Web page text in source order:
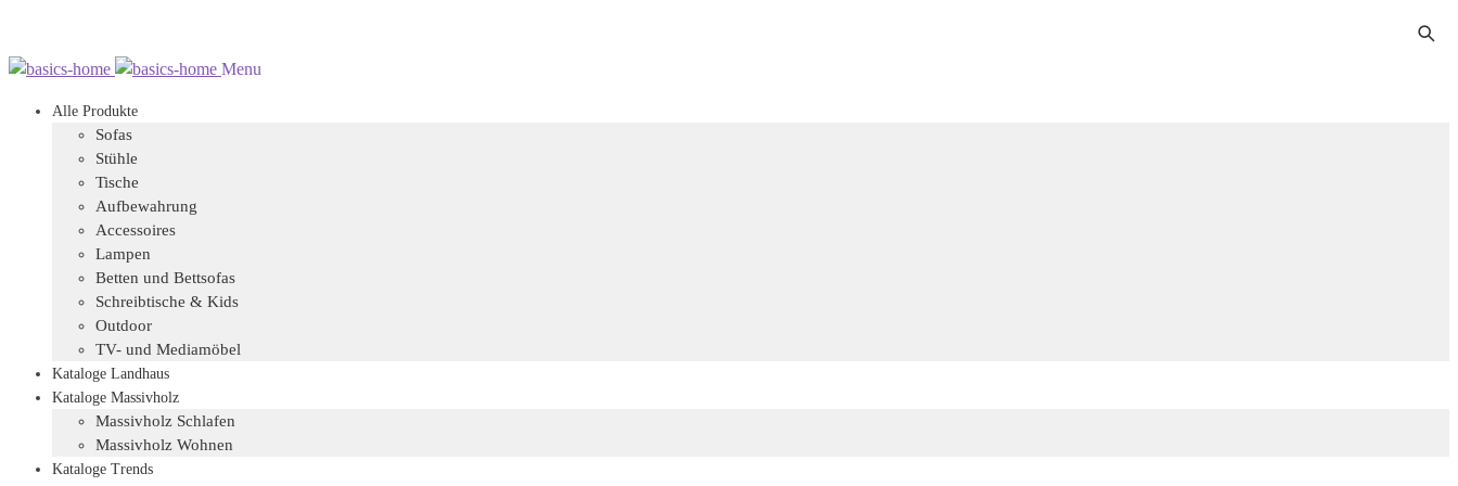
Zur
springen
Zum
springen
Menu
Alle Produkte
Sofas
Stühle
Tische
Aufbewahrung
Accessoires
Lampen
Betten und Bettsofas
Schreibtische & Kids
Outdoor
TV- und Mediamöbel
Kataloge Landhaus
Kataloge Massivholz
Massivholz Schlafen
Massivholz Wohnen
Kataloge Trends